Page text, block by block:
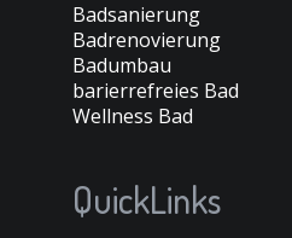
Badsanierung
Badrenovierung
Badumbau
barierrefreies Bad
Wellness Bad
QuickLinks